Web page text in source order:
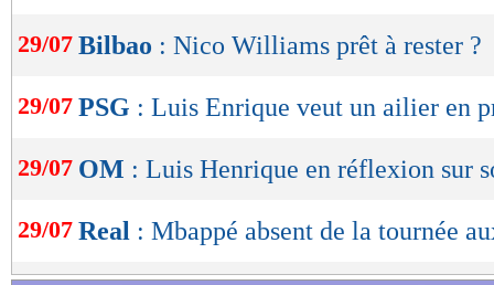
29/07 Bilbao : Nico Williams prêt à rester ?
29/07 PSG : Luis Enrique veut un ailier en
29/07 OM : Luis Henrique en réflexion sur
29/07 Real : Mbappé absent de la tournée